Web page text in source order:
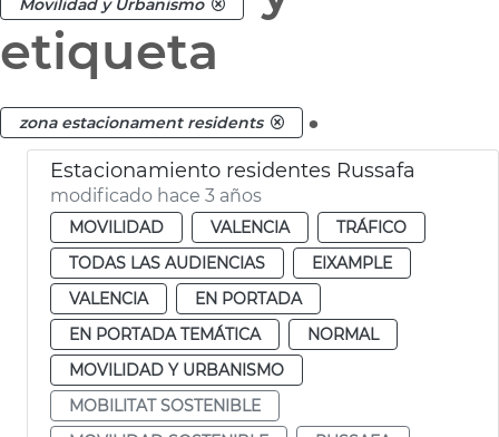
etiqueta
zona estacionament residents .
Estacionamiento residentes Russafa
modificado hace 3 años
MOVILIDAD VALENCIA
TRÁFICO
TODAS LAS AUDIENCIAS
EIXAMPLE
VALENCIA
EN PORTADA
EN PORTADA TEMÁTICA
NORMAL
MOVILIDAD Y URBANISMO
MOBILITAT SOSTENIBLE